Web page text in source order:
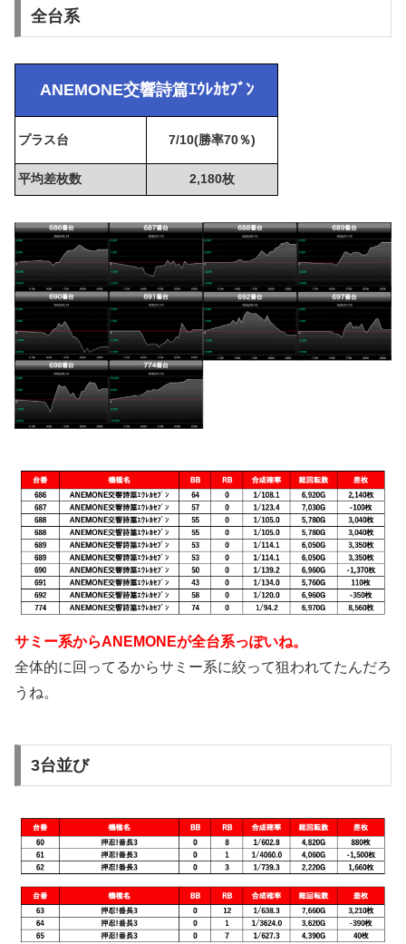
全台系
ANEMONE交響詩篇ｴｳﾚｶｾﾌﾞﾝ
プラス台 7/10(勝率70％)
平均差枚数 2,180枚
サミー系からANEMONEが全台系っぽいね。
全体的に回ってるからサミー系に絞って狙われてたんだろ
うね。
3台並び